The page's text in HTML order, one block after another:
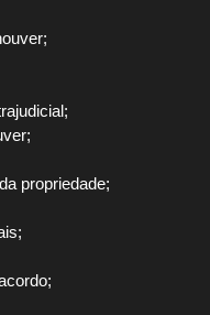
propriedade;